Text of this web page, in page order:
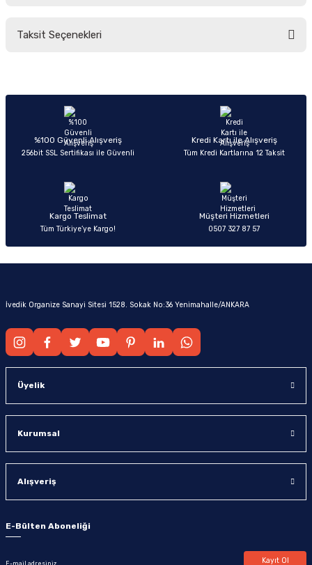
Taksit Seçenekleri
%100 Güvenli Alışveriş
256bit SSL Sertifikası ile Güvenli
Kredi Kartı ile Alışveriş
Tüm Kredi Kartlarına 12 Taksit
Kargo Teslimat
Tüm Türkiye’ye Kargo!
Müşteri Hizmetleri
0507 327 87 57
İvedik Organize Sanayi Sitesi 1528. Sokak No:36 Yenimahalle/ANKARA
Üyelik
Kurumsal
Alışveriş
E-Bülten Aboneliği
Kayıt Ol